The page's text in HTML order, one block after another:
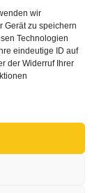
wir
Gerät zu speichern
Technologien
eindeutige ID auf
der Widerruf Ihrer